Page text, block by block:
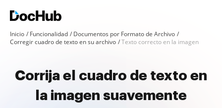
Inicio Funcionalidad
Documentos por Formato de Archivo
Corregir cuadro de texto en su archivo
Texto correcto en la imagen
Corrija el cuadro de texto en
la imagen suavemente